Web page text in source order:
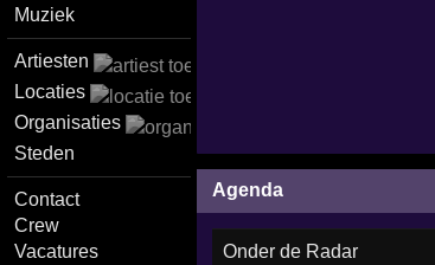
Muziek
Artiesten
Locaties
Organisaties
Steden
Contact
Crew
Vacatures
Agenda
Onder de Radar